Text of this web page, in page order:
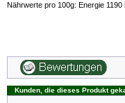
Nährwerte pro 100g: Energie
Kunden, die dieses Produkt